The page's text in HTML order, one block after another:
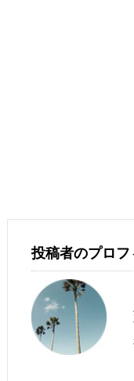
投稿者のプロフ